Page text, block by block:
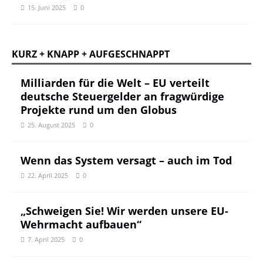
15. Juni 2025 0
KURZ + KNAPP + AUFGESCHNAPPT
Milliarden für die Welt – EU verteilt
deutsche Steuergelder an fragwürdige
Projekte rund um den Globus
25. August 2025 0
Wenn das System versagt – auch im Tod
22. April 2025 0
„Schweigen Sie! Wir werden unsere EU-
Wehrmacht aufbauen“
7. April 2025 0